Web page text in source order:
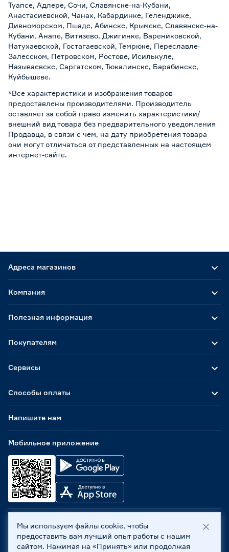
Туапсе, Адлере, Сочи, Славянске-на-Кубани,
Анастасиевской, Чанах, Кабардинке, Геленджике,
Дивноморском, Пшаде, Абинске, Крымске, Славянске-на-
Кубани, Анапе, Витязево, Джигинке, Варениковской,
Натухаевской, Гостагаевской, Темрюке, Переславле-
Залесском, Петровском, Ростове, Исилькуле,
Называевске, Саргатском, Тюкалинске, Барабинске,
Куйбышеве.
*Все характеристики и изображения товаров
предоставлены производителями. Производитель
оставляет за собой право изменить характеристики/
внешний вид товара без предварительного уведомления
Продавца, в связи с чем, на дату приобретения товара
они могут отличаться от представленных на настоящем
интернет-сайте.
Адреса магазинов
Способы оплаты
Мобильное приложение
Компания
Полезная информация
Покупателям
Сервисы
Напишите нам
ООО «Бауцентр Рус» 2004 -2026, 236029, г. Калининград,
ул. А.Невского, 205. ИНН 7702596813, КПП 390601001 ©
Все права защищены
Мы используем файлы cookie, чтобы
предоставить вам лучший опыт работы с нашим
сайтом. Нажимая на «Принять» или продолжая